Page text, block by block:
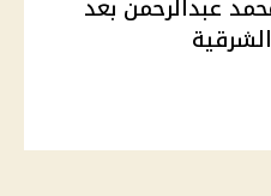
عبدالرحمن بعد